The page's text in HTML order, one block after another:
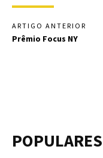
ARTIGO ANTERIOR
Prêmio Focus NY
POPULARES